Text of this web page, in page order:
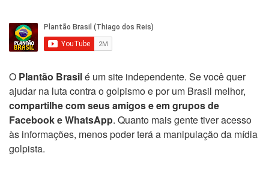
O Plantão Brasilé um site independente. Se você quer
ajudar na luta contra o golpismo e por um Brasil melhor,
compartilhe com seus amigos e em grupos de
Facebook e WhatsApp. Quanto mais gente tiver acesso
às informações, menos poder terá a manipulação da mídia
golpista.